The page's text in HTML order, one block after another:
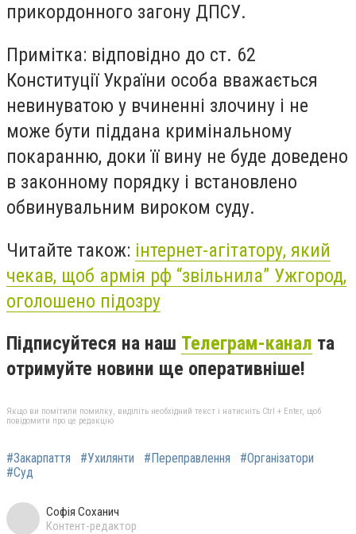
прикордонного загону ДПСУ.
Примітка: відповідно до ст. 62
Конституції України особа вважається
невинуватою у вчиненні злочину і не
може бути піддана кримінальному
покаранню, доки її вину не буде доведено
в законному порядку і встановлено
обвинувальним вироком суду.
Читайте також: інтернет-агітатору, який
чекав, щоб армія рф “звільнила” Ужгород,
оголошено підозру
Підписуйтеся на наш Телеграм-канал та
отримуйте новини ще оперативніше!
Якщо ви помітили помилку, виділіть необхідний текст і натисніть Ctrl + Enter, щоб
повідомити про це редакцію
#Закарпаття #Ухилянти #Переправлення
#Організатори
#Суд
Софія Соханич
Контент-редактор